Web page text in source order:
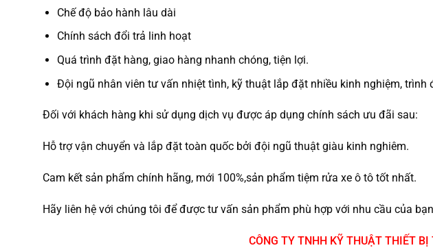
Chế độ bảo hành lâu dài
Chính sách đổi trả linh hoạt
Quá trình đặt hàng, giao hàng nhanh chóng, tiện lợi.
Đội ngũ nhân viên tư vấn nhiệt tình, kỹ thuật lắp đặt nhiều kinh nghiệm, trình
Đối với khách hàng khi sử dụng dịch vụ được áp dụng chính sách ưu đãi sau:
Hỗ trợ vận chuyển và lắp đặt toàn quốc bởi đội ngũ thuật giàu kinh nghiêm.
Cam kết sản phẩm chính hãng, mới 100%,sản phẩm tiệm rửa xe ô tô tốt nhất.
Hãy liên hệ với chúng tôi để được tư vấn sản phẩm phù hợp với nhu cầu của bạn
CÔNG TY TNHH KỸ THUẬT THIẾT BỊ